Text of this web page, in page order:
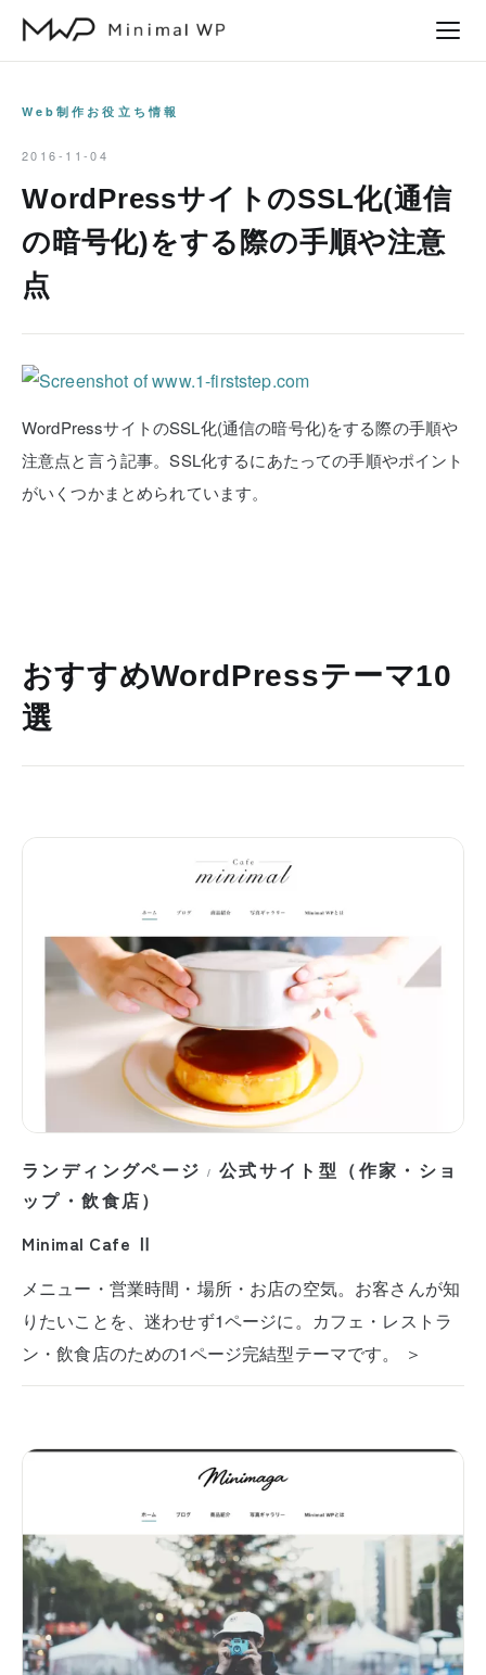
Web制作お役立ち情報
2016-11-04
WordPressサイトのSSL化(通信
の暗号化)をする際の手順や注意
点
WordPressサイトのSSL化(通信の暗号化)をする際の手順や
注意点と言う記事。SSL化するにあたっての手順やポイント
がいくつかまとめられています。
おすすめWordPressテーマ10
選
ランディングページ / 公式サイト型（作家・ショ
ップ・飲食店）
Minimal Cafe Ⅱ
メニュー・営業時間・場所・お店の空気。お客さんが知
りたいことを、迷わせず1ページに。カフェ・レストラ
ン・飲食店のための1ページ完結型テーマです。 ＞